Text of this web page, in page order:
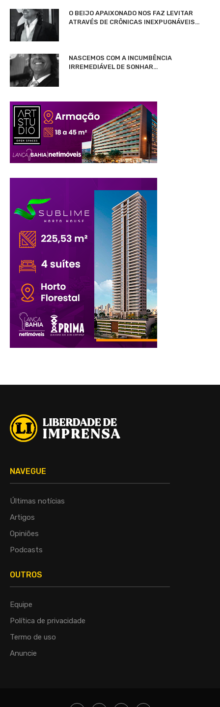
O BEIJO APAIXONADO NOS FAZ LEVITAR
ATRAVÉS DE CRÔNICAS INEXPUGNÁVEIS…
NASCEMOS COM A INCUMBÊNCIA
IRREMEDIÁVEL DE SONHAR…
NAVEGUE
Últimas notícias
Artigos
Opiniões
Podcasts
OUTROS
Equipe
Política de privacidade
Termo de uso
Anuncie